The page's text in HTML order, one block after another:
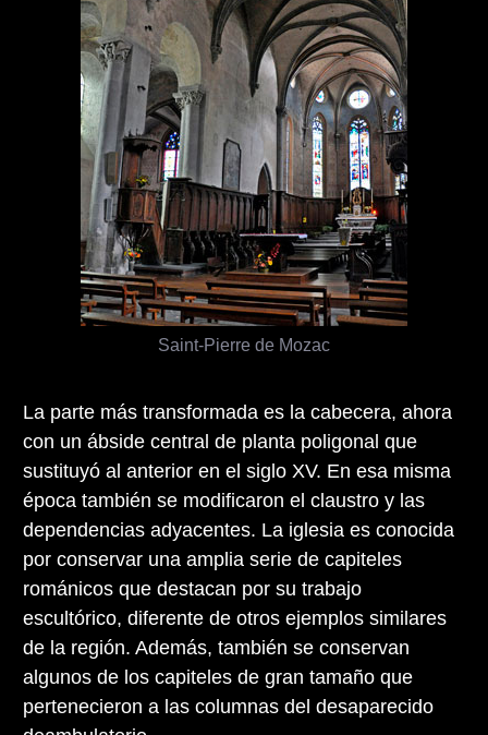
La parte más transformada es la cabecera, ahora
con un ábside central de planta poligonal que
sustituyó al anterior en el siglo XV. En esa misma
época también se modificaron el claustro y las
dependencias adyacentes. La iglesia es conocida
por conservar una amplia serie de capiteles
románicos que destacan por su trabajo
escultórico, diferente de otros ejemplos similares
de la región. Además, también se conservan
algunos de los capiteles de gran tamaño que
pertenecieron a las columnas del desaparecido
Saint-Pierre de Mozac